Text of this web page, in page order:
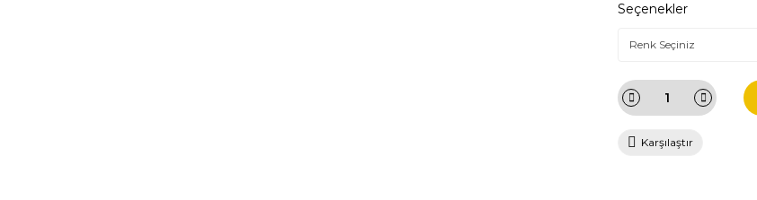
Seçenekler
Karşılaştır